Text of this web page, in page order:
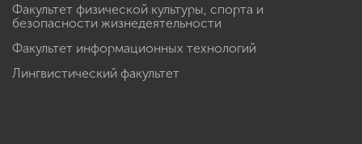
Факультет физической культуры, спорта и
безопасности жизнедеятельности
Факультет информационных технологий
Лингвистический факультет